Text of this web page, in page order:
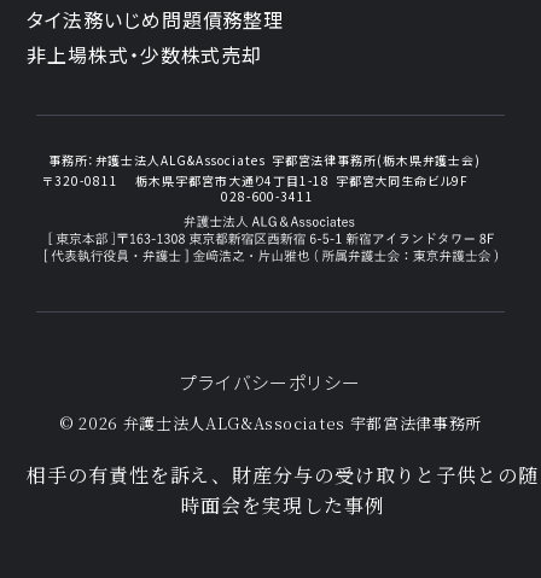
相手の有責性を訴え、財産分与の受け取りと子供との随
時面会を実現した事例
タイ法務いじめ問題債務整理
非上場株式・少数株式売却
事務所： 弁護士法人ALG&Associates 宇都宮法律事務所(栃木県弁護士会)
〒320-0811
栃木県宇都宮市大通り4丁目1-18 宇都宮大同生命ビル9F
028-600-3411
プライバシーポリシー
© 2026 弁護士法人ALG&Associates 宇都宮法律事務所